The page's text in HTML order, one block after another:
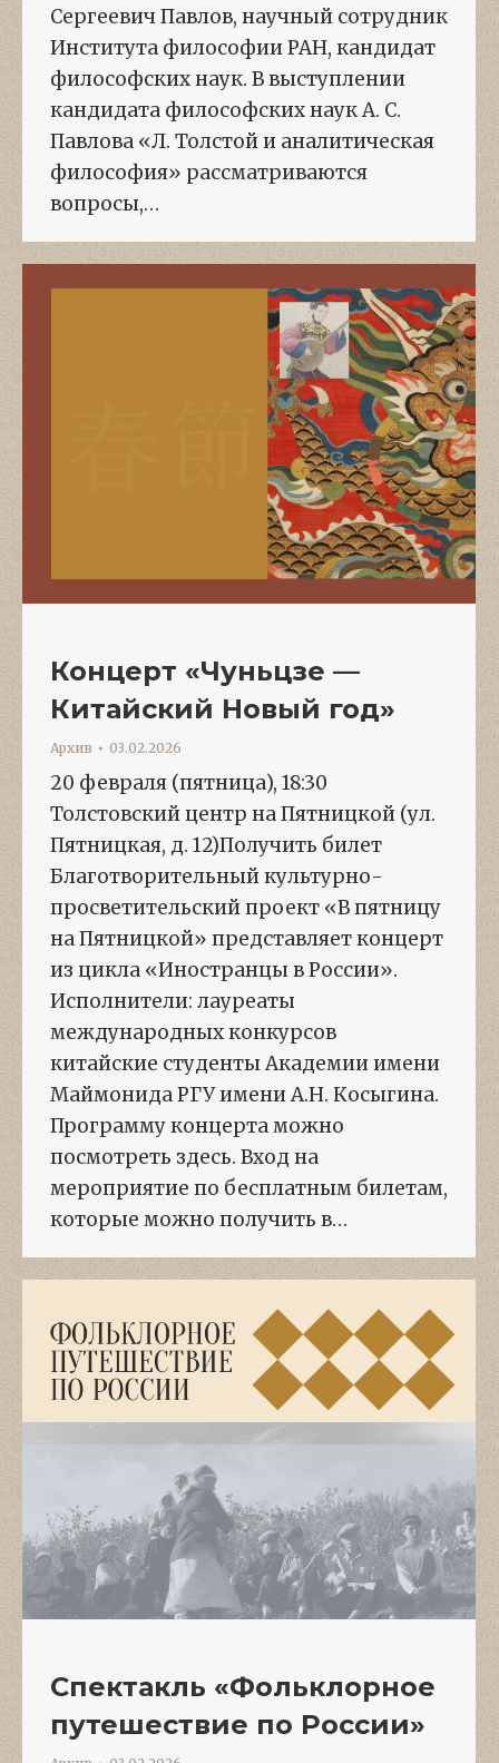
Сергеевич Павлов, научный сотрудник
Института философии РАН, кандидат
философских наук. В выступлении
кандидата философских наук А. С.
Павлова «Л. Толстой и аналитическая
философия» рассматриваются
вопросы,…
Концерт «Чуньцзе —
Китайский Новый год»
Архив 03.02.2026
20 февраля (пятница), 18:30
Толстовский центр на Пятницкой (ул.
Пятницкая, д. 12)Получить билет
Благотворительный культурно-
просветительский проект «В пятницу
на Пятницкой» представляет концерт
из цикла «Иностранцы в России».
Исполнители: лауреаты
международных конкурсов
китайские студенты Академии имени
Маймонида РГУ имени А.Н. Косыгина.
Программу концерта можно
посмотреть здесь. Вход на
мероприятие по бесплатным билетам,
которые можно получить в…
Спектакль «Фольклорное
путешествие по России»